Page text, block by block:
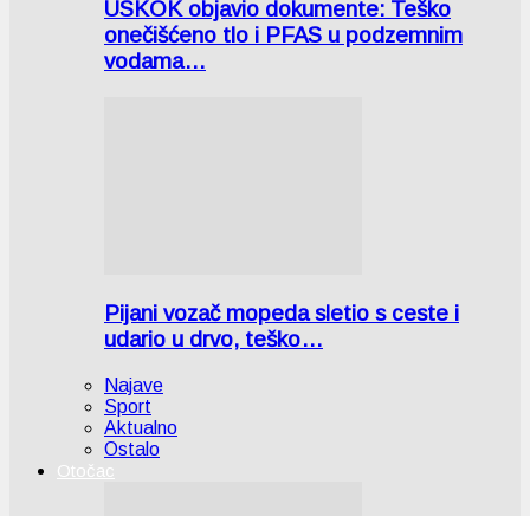
USKOK objavio dokumente: Teško
onečišćeno tlo i PFAS u podzemnim
vodama…
Pijani vozač mopeda sletio s ceste i
udario u drvo, teško…
Najave
Sport
Aktualno
Ostalo
Otočac